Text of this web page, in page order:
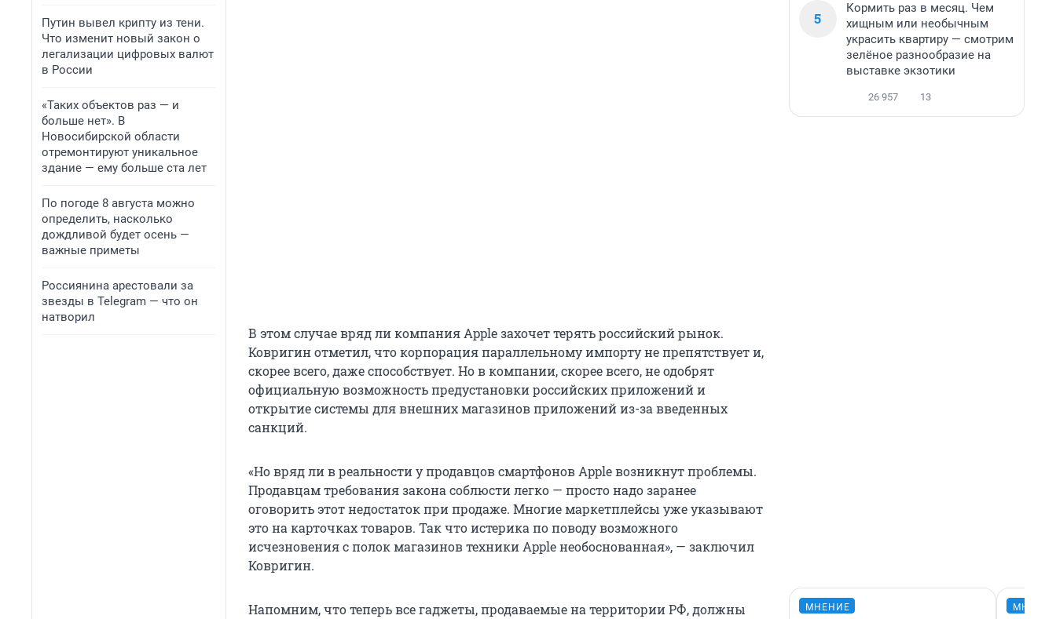
Путин вывел крипту из тени.
Что изменит новый закон о
легализации цифровых валют
в России
«Таких объектов раз — и
больше нет». В
Новосибирской области
отремонтируют уникальное
здание — ему больше ста лет
По погоде 8 августа можно
определить, насколько
дождливой будет осень —
важные приметы
Россиянина арестовали за
звезды в Telegram — что он
натворил
В этом случае вряд ли компания Apple захочет терять российский рынок.
Ковригин отметил, что корпорация параллельному импорту не препятствует и,
скорее всего, даже способствует. Но в компании, скорее всего, не одобрят
официальную возможность предустановки российских приложений и
открытие системы для внешних магазинов приложений из-за введенных
санкций.
«Но вряд ли в реальности у продавцов смартфонов Apple возникнут проблемы.
Продавцам требования закона соблюсти легко — просто надо заранее
оговорить этот недостаток при продаже. Многие маркетплейсы уже указывают
это на карточках товаров. Так что истерика по поводу возможного
исчезновения с полок магазинов техники Apple необоснованная», — заключил
Ковригин.
Напомним, что теперь все гаджеты, продаваемые на территории РФ, должны
5
Кормить раз в месяц. Чем
хищным или необычным
украсить квартиру — смотрим
зелёное разнообразие на
выставке экзотики
26 957 13
МНЕНИЕ